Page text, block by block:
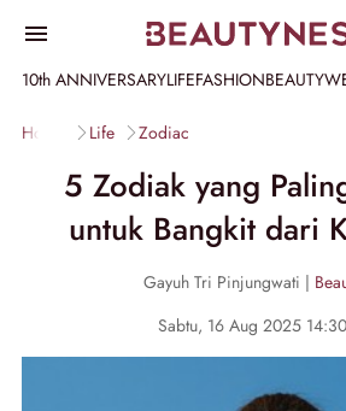
10th ANNIVERSARYLIFEFASHIONBEAUTY
Home Life Zodiac
5 Zodiak yang
untuk Bangkit dari
Gayuh Tri Pinjungwati |
Sabtu, 16 Aug 2025